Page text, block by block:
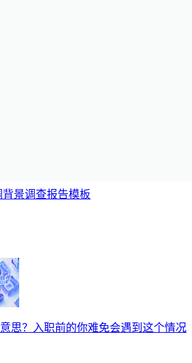
背景调查报告模板
思？入职前的你难免会遇到这个情况